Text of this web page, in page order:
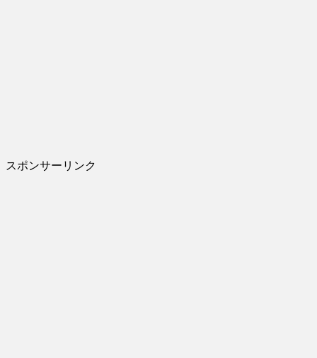
スポンサーリンク